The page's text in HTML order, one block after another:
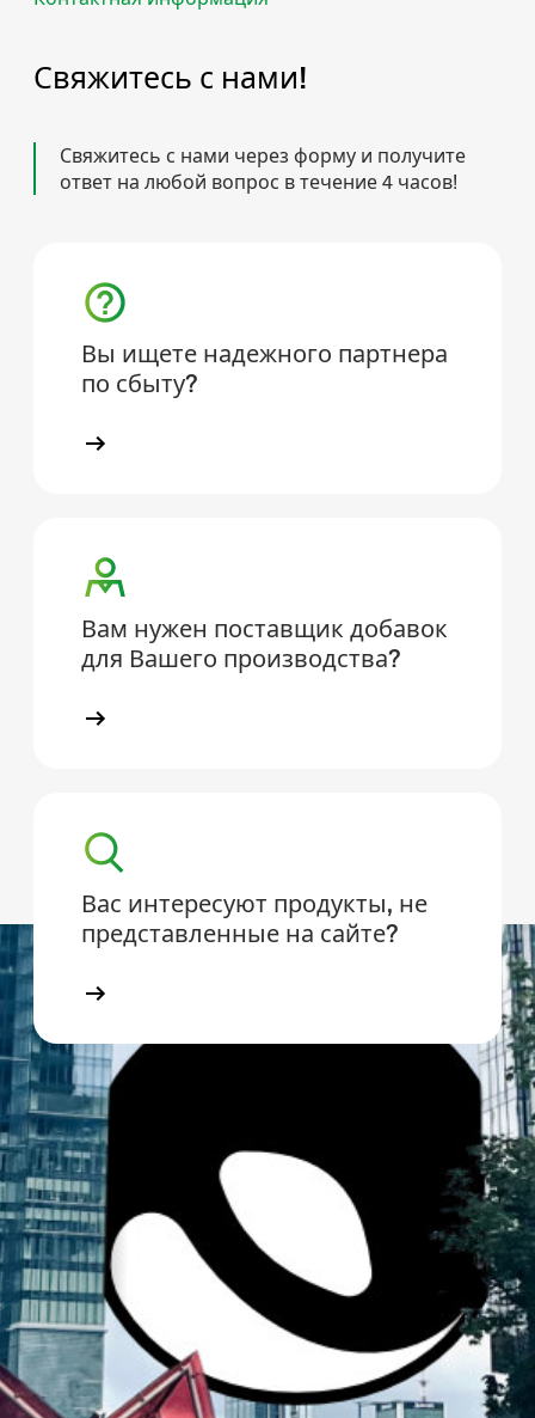
Свяжитесь с нами!
Свяжитесь с нами через форму и получите
ответ на любой вопрос в течение 4 часов!
Вы ищете надежного партнера
по сбыту?
Вам нужен поставщик добавок
для Вашего производства?
Вас интересуют продукты, не
представленные на сайте?